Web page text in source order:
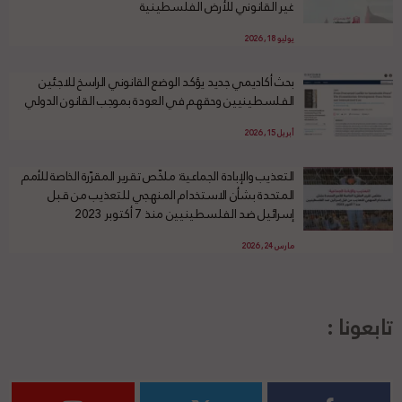
غير القانوني للأرض الفلسطينية
يوليو 18, 2026
بحث أكاديمي جديد يؤكد الوضع القانوني الراسخ للاجئين
الفلسطينيين وحقهم في العودة بموجب القانون الدولي
أبريل 15, 2026
التعذيب والإبادة الجماعية: ملخّص تقرير المقرّرة الخاصة للأمم
المتحدة بشأن الاستخدام المنهجي للتعذيب من قبل
إسرائيل ضد الفلسطينيين منذ 7 أكتوبر 2023
مارس 24, 2026
تابعونا :